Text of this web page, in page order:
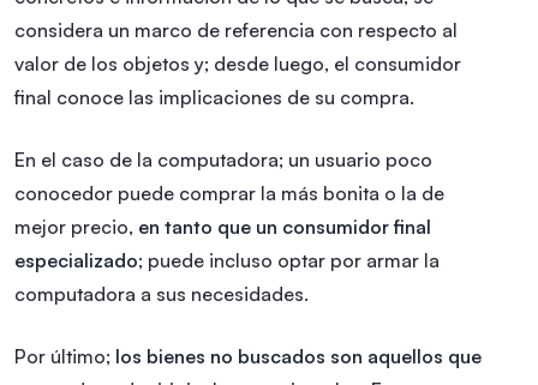
considera un marco de referencia con respecto al
valor de los objetos y; desde luego, el consumidor
final conoce las implicaciones de su compra.
En el caso de la computadora; un usuario poco
conocedor puede comprar la más bonita o la de
mejor precio, en tanto que un consumidor final
especializado; puede incluso optar por armar la
computadora a sus necesidades.
Por último; los bienes no buscados son aquellos que